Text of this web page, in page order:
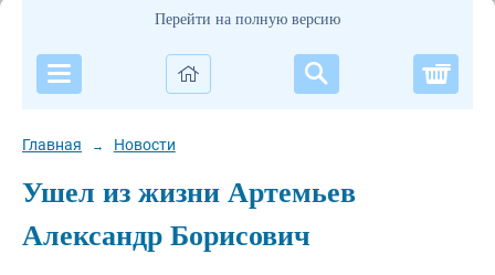
Перейти на полную версию
Главная → Новости
Ушел из жизни Артемьев
Александр Борисович